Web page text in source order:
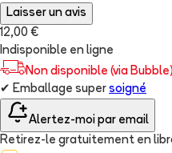
Laisser un avis
12,00 €
Indisponible en ligne
Non disponible (via
✔ Emballage super soigné
Alertez-moi par email
Retirez-le gratuitement en